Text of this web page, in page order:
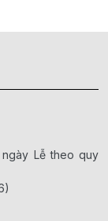
Lễ theo quy